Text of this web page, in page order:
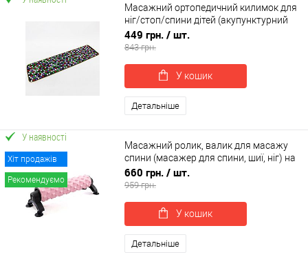
Масажний ортопедичний килимок для
ніг/стоп/спини дітей (акупунктурний
масажер) OSPORT Baby №1 (apl-035)
449 грн. / шт.
843 грн.
У кошик
Детальніше
Хіт продажів
Рекомендуємо
У наявності
Масажний ролик, валик для масажу
спини (масажер для спини, шиї, ніг) на
підставці OSPORT 45см (OF-0310)
660 грн. / шт.
959 грн.
У кошик
Детальніше